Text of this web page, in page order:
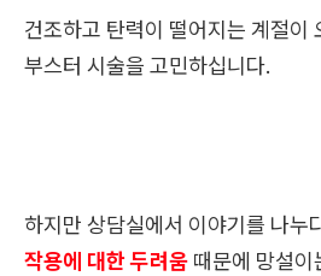
건조하고 탄력이 떨어지는 계절이
부스터 시술을 고민하십니다.
하지만 상담실에서 이야기를 나누
작용에 대한 두려움 때문에 망설이